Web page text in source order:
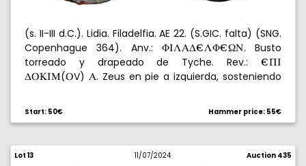
(s. II-III d.C.). Lidia. Filadelfia. AE 22. (S.GIC. falta) (SNG.
Copenhague 364). Anv.:
FILAD-LF-[N. Busto
torreado y drapeado de Tyche. Rev.:
-QI
DPKIM(PV) A. Zeus en pie a izquierda, sosteniendo
Start: 50€ Hammer price: 55€
Lot 13 11/07/2024 Auction 435